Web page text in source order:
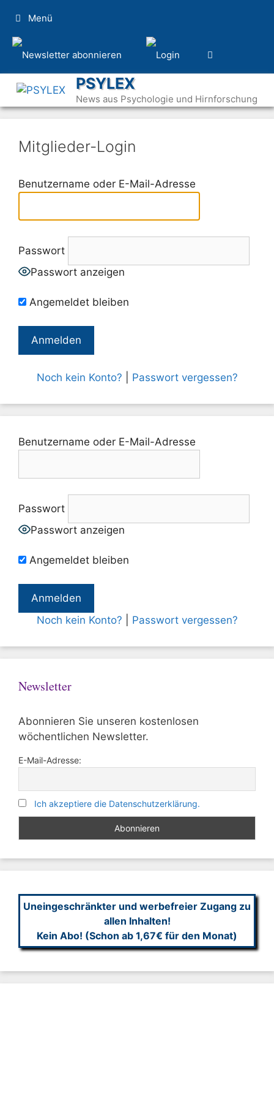
Inhalt
springen
Menü
PSYLEX
News aus Psychologie und Hirnforschung
Mitglieder-Login
Benutzername oder E-Mail-Adresse
Passwort
Passwort anzeigen
Angemeldet bleiben
Noch kein Konto? Passwort vergessen?
Benutzername oder E-Mail-Adresse
Passwort
Passwort anzeigen
Angemeldet bleiben
Noch kein Konto? Passwort vergessen?
Newsletter
Abonnieren Sie unseren kostenlosen
wöchentlichen Newsletter.
E-Mail-Adresse:
Ich akzeptiere die Datenschutzerklärung.
Uneingeschränkter und werbefreier Zugang zu
allen Inhalten!
Kein Abo! (Schon ab 1,67€ für den Monat)